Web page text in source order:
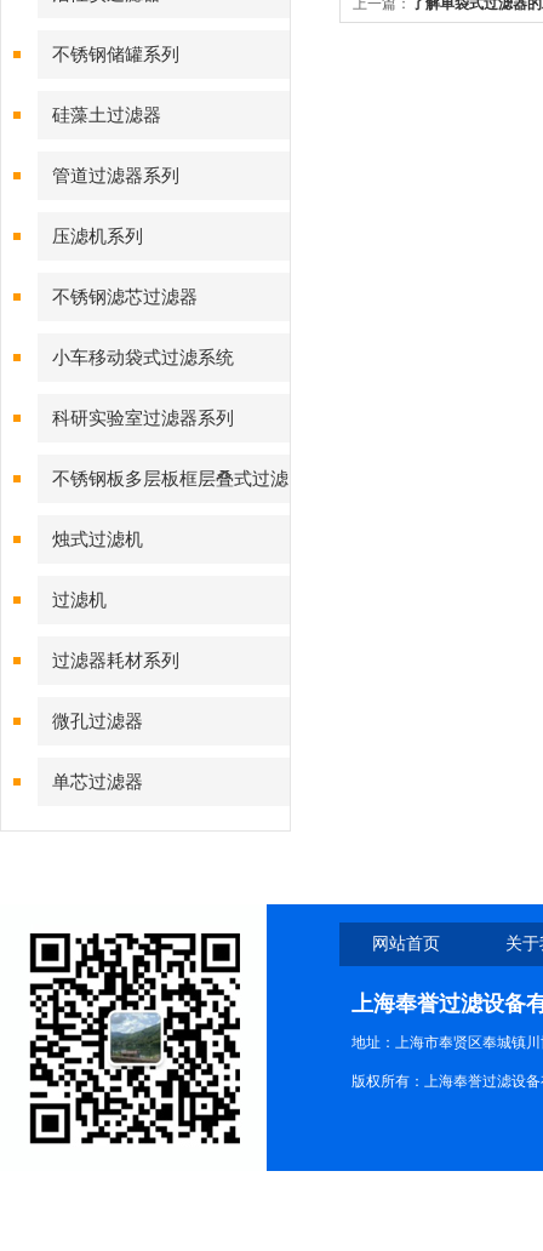
不锈钢储罐系列
硅藻土过滤器
管道过滤器系列
压滤机系列
不锈钢滤芯过滤器
小车移动袋式过滤系统
科研实验室过滤器系列
不锈钢板多层板框层叠式过滤
器系列
烛式过滤机
过滤机
过滤器耗材系列
微孔过滤器
单芯过滤器
上一篇： 了解单袋式过滤器
网站首页 关
上海奉誉过滤设备
地址：上海市奉贤区奉城镇川
版权所有：上海奉誉过滤设